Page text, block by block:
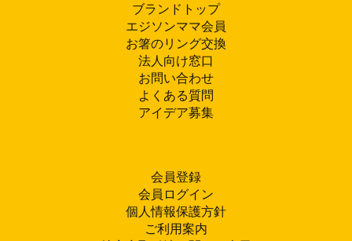
ブランドトップ
エジソンママ会員
お箸のリング交換
法人向け窓口
お問い合わせ
よくある質問
アイデア募集
会員登録
会員ログイン
個人情報保護方針
ご利用案内